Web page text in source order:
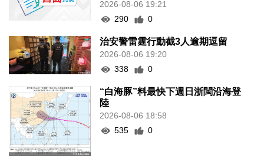
2026-08-06 19:21
290
0
治安警雷霆行動截3人逾期逗留
2026-08-06 19:20
338
0
“白海豚”料最快下週日浙閩沿海登
陸
2026-08-06 18:58
535
0